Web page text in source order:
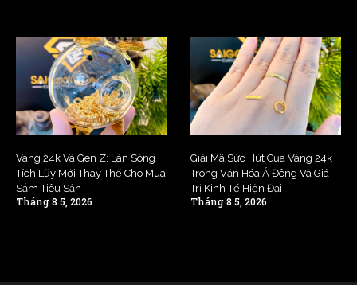
Vàng 24k Và Gen Z: Làn Sóng
Tích Lũy Mới Thay Thế Cho Mua
Sắm Tiêu Sản
Tháng 8 5, 2026
Giải Mã Sức Hút Của Vàng 24k
Trong Văn Hóa Á Đông Và Giá
Trị Kinh Tế Hiện Đại
Tháng 8 5, 2026